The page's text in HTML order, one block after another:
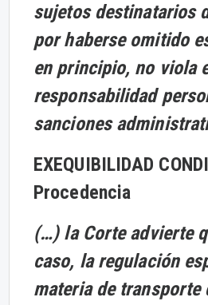
sujetos destinatarios
por haberse omitido
en principio, no viola
responsabilidad
sanciones
EXEQUIBILIDAD
Procedencia
(…) la Corte advierte
caso, la regulación
materia de transporte